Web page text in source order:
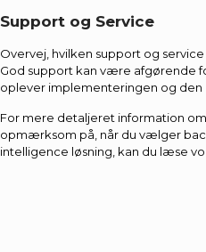
Support og Service
Overvej, hvilken support og
God support kan være afgørende
oplever implementeringen og den
For mere detaljeret information
opmærksom på, når du vælger
intelligence løsning, kan du læse